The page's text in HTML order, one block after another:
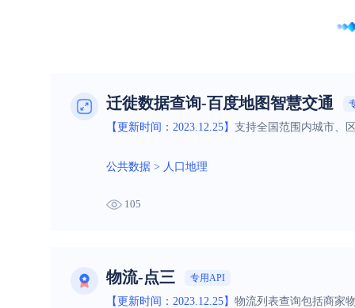
迁徙数据查询-百度地图智慧交通
【更新时间：2023.12.25】 支持全国范围内城市、
公共数据 > 人口地理
105
物流-点三 专用API
【更新时间：2023.12.25】 物流列表查询包括商家